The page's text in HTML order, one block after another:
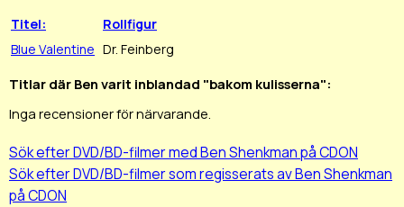
Titel:
Rollfigur
Blue Valentine Dr. Feinberg
Titlar där Ben varit inblandad "bakom kulisserna":
Inga recensioner för närvarande.
Sök efter DVD/BD-filmer med Ben Shenkman på CDON
Sök efter DVD/BD-filmer som regisserats av Ben Shenkman
på CDON